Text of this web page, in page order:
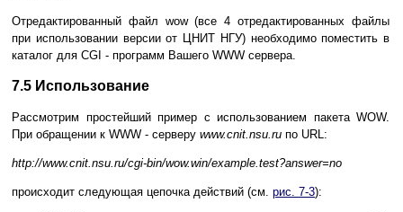
Отредактированный файл wow (все 4 отредактированных файлы
при использовании версии от ЦНИТ НГУ) необходимо поместить в
каталог для CGI - программ Вашего WWW сервера.
7.5 Использование
Рассмотрим простейший пример с использованием пакета WOW.
При обращении к WWW - серверу www.cnit.nsu.ru по URL:
http://www.cnit.nsu.ru/cgi-bin/wow.win/example.test?answer=no
происходит следующая цепочка действий (см. рис. 7-3):